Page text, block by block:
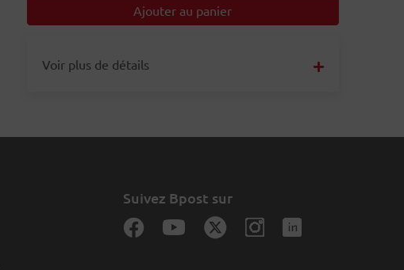
Voir plus de détails
Suivez Bpost sur